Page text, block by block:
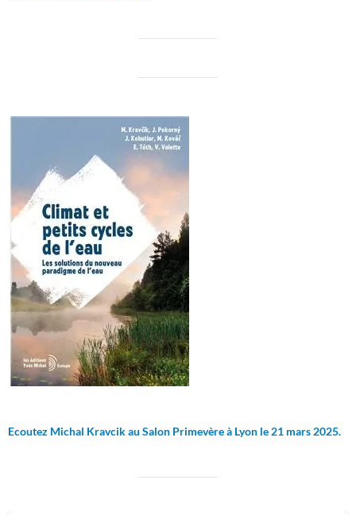
Ecoutez Michal Kravcik au Salon Primevère à Lyon le 21 mars 2025.